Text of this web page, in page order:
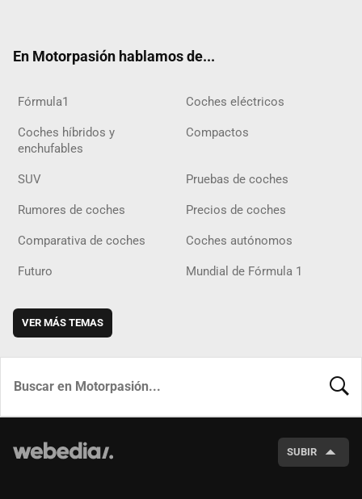
En Motorpasión hablamos de...
Fórmula1 Coches eléctricos
Coches híbridos y
enchufables
Compactos
SUV Pruebas de coches
Rumores de coches Precios de coches
Comparativa de coches Coches autónomos
Futuro Mundial de Fórmula 1
VER MÁS TEMAS
SUBIR